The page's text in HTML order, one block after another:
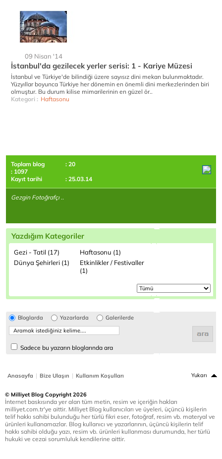
09 Nisan '14
İstanbul'da gezilecek yerler serisi: 1 - Kariye Müzesi
İstanbul ve Türkiye'de bilindiği üzere sayısız dini mekan bulunmaktadır.
Yüzyıllar boyunca Türkiye her dönemin en önemli dini merkezlerinden biri
olmuştur. Bu durum kilise mimarilerinin en güzel ör..
Kategori : Haftasonu
Toplam blog
: 20
: 1097
Kayıt tarihi
: 25.03.14
Gezgin Fotoğrafçı ..
Yazdığım Kategoriler
Gezi - Tatil (17)
Haftasonu (1)
Dünya Şehirleri (1)
Etkinlikler / Festivaller
(1)
Bloglarda Yazarlarda Galerilerde
Sadece bu yazarın bloglarında ara
Anasayfa | Bize Ulaşın | Kullanım Koşulları Yukarı
© Milliyet Blog Copyright 2026
İnternet baskısında yer alan tüm metin, resim ve içeriğin hakları
milliyet.com.tr'ye aittir. Milliyet Blog kullanıcıları ve üyeleri, üçüncü kişilerin
telif hakkı sahibi bulunduğu her türlü fikri eser, fotoğraf, resim vb. materyal ve
ürünleri kullanamazlar. Blog kullanıcı ve yazarlarının, üçüncü kişilerin telif
hakkı sahibi olduğu yazı, resim vb. ürünleri kullanması durumunda, her türlü
hukuki ve cezai sorumluluk kendilerine aittir.